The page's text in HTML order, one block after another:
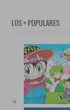
LOS + POPULARES